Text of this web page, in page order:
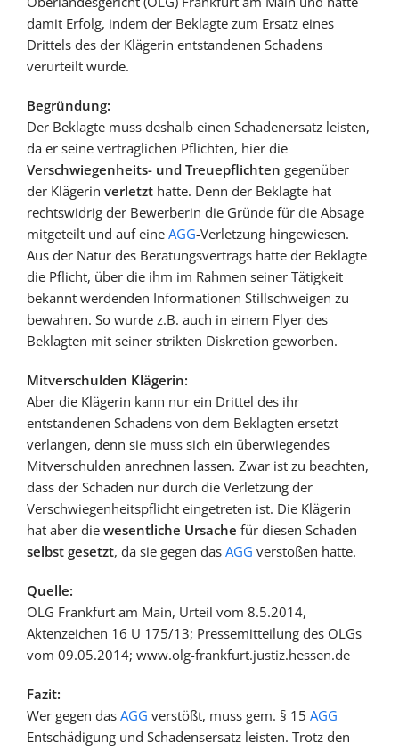
damit Erfolg, indem der Beklagte zum Ersatz eines
Drittels des der Klägerin entstandenen Schadens
verurteilt wurde.
Begründung:
Der Beklagte muss deshalb einen Schadenersatz leisten,
da er seine vertraglichen Pflichten, hier die
Verschwiegenheits- und Treuepflichten gegenüber
der Klägerin verletzt hatte. Denn der Beklagte hat
rechtswidrig der Bewerberin die Gründe für die Absage
mitgeteilt und auf eine AGG-Verletzung hingewiesen.
Aus der Natur des Beratungsvertrags hatte der Beklagte
die Pflicht, über die ihm im Rahmen seiner Tätigkeit
bekannt werdenden Informationen Stillschweigen zu
bewahren. So wurde z.B. auch in einem Flyer des
Beklagten mit seiner strikten Diskretion geworben.
Mitverschulden Klägerin:
Aber die Klägerin kann nur ein Drittel des ihr
entstandenen Schadens von dem Beklagten ersetzt
verlangen, denn sie muss sich ein überwiegendes
Mitverschulden anrechnen lassen. Zwar ist zu beachten,
dass der Schaden nur durch die Verletzung der
Verschwiegenheitspflicht eingetreten ist. Die Klägerin
hat aber die wesentliche Ursache für diesen Schaden
selbst gesetzt, da sie gegen das AGG verstoßen hatte.
Quelle:
OLG Frankfurt am Main, Urteil vom 8.5.2014,
Aktenzeichen 16 U 175/13; Pressemitteilung des OLGs
vom 09.05.2014; www.olg-frankfurt.justiz.hessen.de
Fazit:
Wer gegen das AGG verstößt, muss gem. § 15 AGG
Entschädigung und Schadensersatz leisten. Trotz den